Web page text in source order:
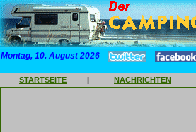
Montag, 10. August 2026
STARTSEITE | NACHRICHTEN